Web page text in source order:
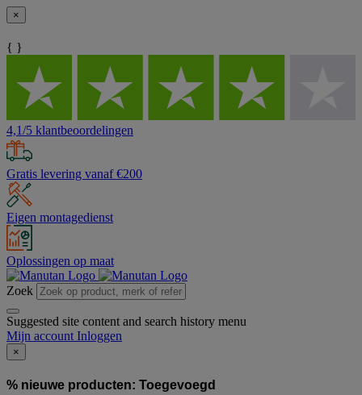
×
{ }
4,1/5 klantbeoordelingen
Gratis levering vanaf €200
Eigen montagedienst
Oplossingen op maat
Zoek
Suggested site content and search history menu
Mijn account Inloggen
×
% nieuwe producten: Toegevoegd